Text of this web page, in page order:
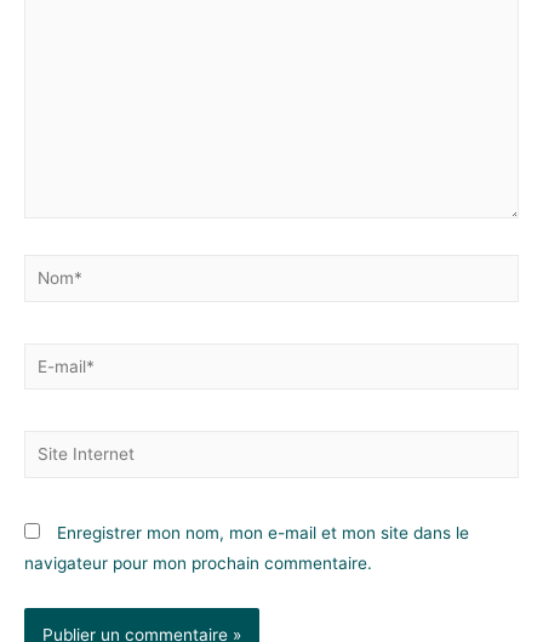
Enregistrer mon nom, mon e-mail et mon site dans le
navigateur pour mon prochain commentaire.